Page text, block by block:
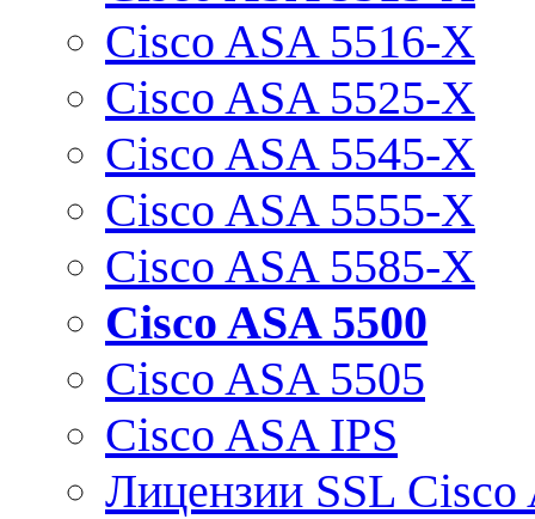
Cisco ASA 5516-X
Cisco ASA 5525-X
Cisco ASA 5545-X
Cisco ASA 5555-X
Cisco ASA 5585-X
Cisco ASA 5500
Cisco ASA 5505
Cisco ASA IPS
Лицензии SSL Cisco